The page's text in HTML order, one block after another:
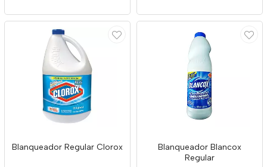
Blanqueador Regular Clorox
Blanqueador Blancox
Regular